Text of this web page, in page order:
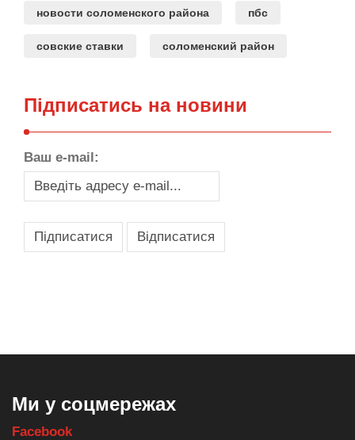
новости соломенского района пбс
совские ставки соломенский район
Підписатись на новини
Ваш e-mail:
Ми у соцмережах
Facebook